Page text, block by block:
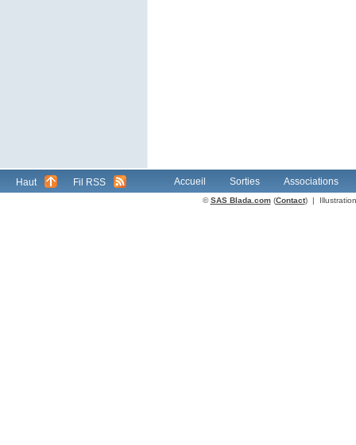
Haut Fil RSS Accueil Sorties Associations
©SAS Blada.com(Contact) |